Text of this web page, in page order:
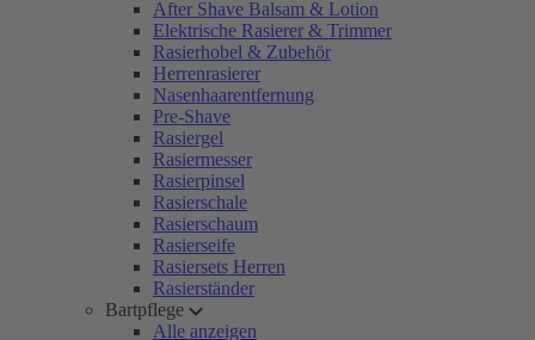
After Shave Balsam & Lotion
Elektrische Rasierer & Trimmer
Rasierhobel & Zubehör
Herrenrasierer
Nasenhaarentfernung
Pre-Shave
Rasiergel
Rasiermesser
Rasierpinsel
Rasierschale
Rasierschaum
Rasierseife
Rasiersets Herren
Rasierständer
Bartpflege
Alle anzeigen